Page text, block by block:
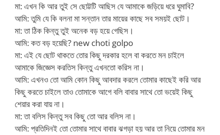
মা: এখন কি আর তুই সে ছোট্টটি আছিস যে আমাকে জড়িয়ে ধরে ঘুমাবি?
আমি: তুমি যে কি বলনা মা সন্তান তার মায়ের কাছে সব সময়ই ছোট।
মা: তা ঠিক কিন্তু তুই অনেক বড় হয়ে গেছিস।
আমি: কত বড় হয়েছি? new choti golpo
মা: এই যে ছোট থাকতে তোর কিছু দরকার হলে বা করতে মন চাইলে
আমাকে জিজ্ঞেস করতিস কিন্তু এখনতো করিস না।
আমি: এখনও তো আমি কোন কিছু আবদার করলে তোমার কাছেই করি আর
কিছু করতে চাইলে তাও তোমাকে আগে বলি বাবার সাথে তো ভয়েই কিছু
শেয়ার করা যায় না।
মা: তা বলিস কিন্তু সব কিছু তো আর বলিস না।
আমি: প্রতিদিনই তো তোমার সাথে বাবার ঝগড়া হয় আর তা নিয়ে তোমার মন